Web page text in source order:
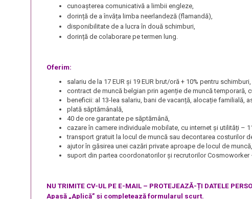
cunoașterea comunicativă a limbii engleze,
dorință de a învăța limba neerlandeză (flamandă),
disponibilitate de a lucra în două schimburi,
dorință de colaborare pe termen lung.
Oferim:
salariu de la 17 EUR și 19 EUR brut/oră + 10% pentru schimburi,
contract de muncă belgian prin agenție de muncă temporară,
beneficii: al 13-lea salariu, bani de vacanță, alocație familială,
plată săptămânală,
40 de ore garantate pe săptămână,
cazare în camere individuale mobilate, cu internet și utilități –
transport gratuit la locul de muncă sau decontarea costurilor
ajutor în găsirea unei cazări private aproape de locul de muncă,
suport din partea coordonatorilor și recrutorilor Cosmoworker
NU TRIMITE CV-UL PE E-MAIL – PROTEJEAZĂ-ȚI DATELE
Apasă „Aplică” și completează formularul scurt.